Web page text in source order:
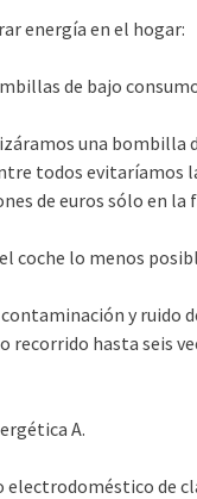
energía en el hogar:
de bajo
una bombilla
todos evitaríamos
de euros sólo en la
coche lo menos
y
hasta seis
A.
de